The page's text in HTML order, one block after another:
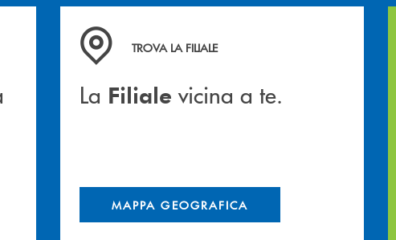
richiamiamoLa&nbsp; Filiale &nbsp;vicina a te. &nbsp;
TROVA LA FILIALE
La Filiale vicina a te.
MAPPA GEOGRAFICA